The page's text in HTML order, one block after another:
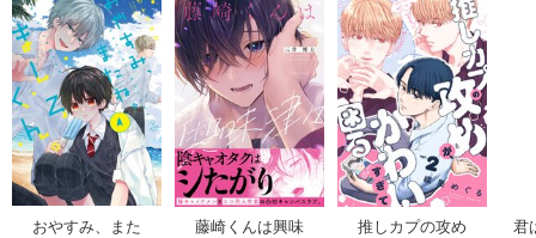
おやすみ、また
藤崎くんは興味
推しカプの攻め
君